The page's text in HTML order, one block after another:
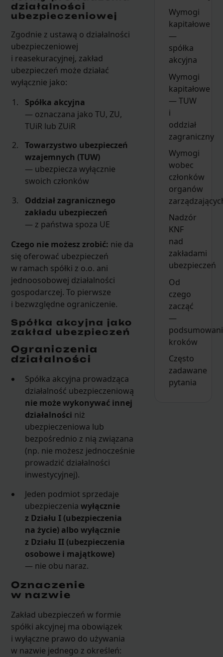
działalności
ubezpieczeniowej
Zgodnie z ustawą o działalności
ubezpieczeniowej
i reasekuracyjnej, zakład
ubezpieczeń może działać
wyłącznie jako:
Spółka akcyjna
— oznaczana jako TU, ZU,
TUiR lub ZUiR
Towarzystwo ubezpieczeń
wzajemnych (TUW)
— ubezpiecza wyłącznie
swoich członków
Oddział zagranicznego
zakładu ubezpieczeń
— z państwa spoza UE
Czego nie możesz zrobić: nie da
się oferować ubezpieczeń
w ramach spółki z o.o. ani
jednoosobowej działalności
gospodarczej. To pierwsze
i bezwzględne ograniczenie.
Spółka akcyjna jako
zakład ubezpieczeń
Ograniczenia
działalności
Spółka akcyjna prowadząca
działalność ubezpieczeniową
nie może wykonywać innej
działalności niż
ubezpieczeniowa lub
bezpośrednio z nią związana
(np. nie możesz jednocześnie
prowadzić działalności
inwestycyjnej).
Jeden podmiot sprzedaje
ubezpieczeniawyłącznie
z Działu I (ubezpieczenia
na życie) albo wyłącznie
z Działu II (ubezpieczenia
osobowe i majątkowe)
— nie obu naraz.
Oznaczenie
w nazwie
Zakład ubezpieczeń w formie
spółki akcyjnej ma obowiązek
i wyłączne prawo do używania
w nazwie jednego z określeń:
Wymogi
kapitałowe
—
spółka
akcyjna
Wymogi
kapitałowe
— TUW
i
oddział
zagraniczny
Wymogi
wobec
członków
organów
Nadzór
KNF
nad
zakładami
ubezpieczeń
Od
czego
zacząć
—
kroków
Często
zadawane
pytania